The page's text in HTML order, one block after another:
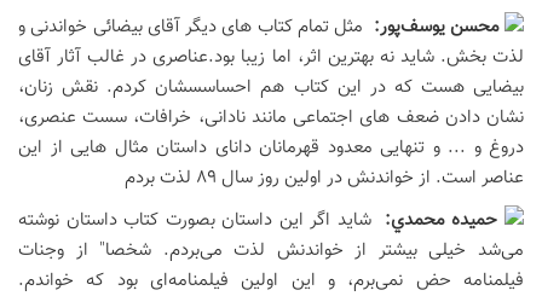
محسن يوسف‌پور: مثل تمام کتاب های دیگر آقای بیضائی خواندنی و
لذت بخش. شاید نه بهترین اثر، اما زیبا بود.عناصری در غالب آثار آقای
بیضایی هست که در این کتاب هم احساسسشان کردم. نقش زنان،
نشان دادن ضعف های اجتماعی مانند نادانی، خرافات، سست عنصری،
دروغ و ... و تنهایی معدود قهرمانان دانای داستان مثال هایی از این
عناصر است. از خواندنش در اولین روز سال 89 لذت بردم
حميده محمدي:شايد اگر اين داستان بصورت کتاب داستان نوشته
مى‌شد خيلى بيشتر از خواندنش لذت مى‌بردم. شخصا" از وجنات
فيلمنامه حض نمى‌برم، و اين اولين فيلمنامه‌اى بود که خواندم.